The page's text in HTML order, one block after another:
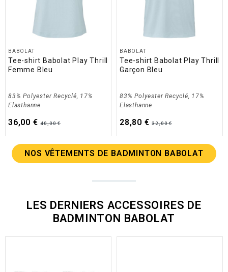
BABOLAT
Tee-shirt Babolat Play Thrill
Femme Bleu
83% Polyester Recyclé, 17%
Elasthanne
36,00 € 40,00 €
BABOLAT
Tee-shirt Babolat Play Thrill
Garçon Bleu
83% Polyester Recyclé, 17%
Elasthanne
28,80 € 32,00 €
NOS VÊTEMENTS DE BADMINTON BABOLAT
LES DERNIERS ACCESSOIRES DE
BADMINTON BABOLAT